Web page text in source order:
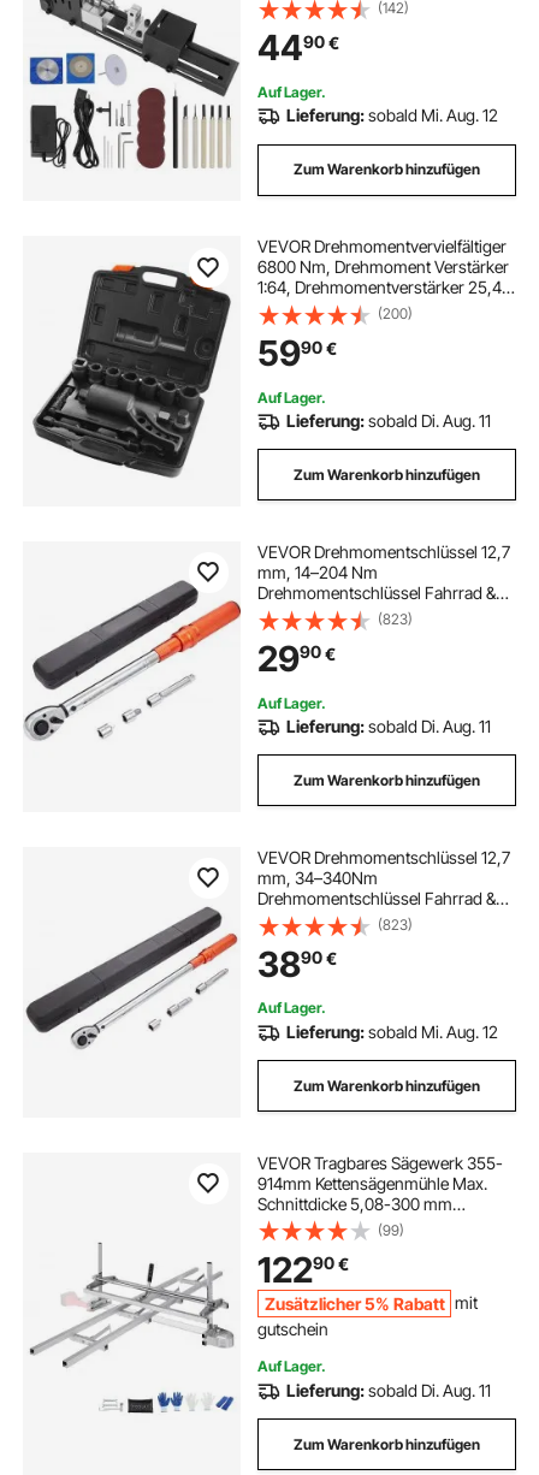
4250–8500U/min
Kopierdrechselbank mit 7-Gang-
Einstellung Drehbank mit
komplettem Zubehör
(142)
4490€
Auf Lager.
Lieferung:sobald Mi. Aug. 12
Zum Warenkorb hinzufügen
VEVOR Drehmomentvervielfältiger
6800 Nm, Drehmoment Verstärker
1:64, Drehmomentverstärker 25,4 x
25,4 mm, Drehmomentverstärker
Radschlüssel Set 21# Quadratisch
24/27/30/32/33/38 mm
Kraftschrauber
(200)
5990€
Auf Lager.
Lieferung:sobald Di. Aug. 11
Zum Warenkorb hinzufügen
VEVOR Drehmomentschlüssel 12,7
mm, 14–204 Nm
Drehmomentschlüssel Fahrrad &
Motorrad Set, ± 3 %
Fehlergenauigkeit mit
Verlängerungsstange 127mm, 12,7-
9,525 mm & 12,7-6,35 mm
Adapter, 72 Zähne Ratschenkopf
(823)
2990€
Auf Lager.
Lieferung:sobald Di. Aug. 11
Zum Warenkorb hinzufügen
VEVOR Drehmomentschlüssel 12,7
mm, 34–340Nm
Drehmomentschlüssel Fahrrad &
Motorrad Set, ± 3%
Fehlergenauigkeit 2
Verlängerungsstangen 127 &
76.2mm, 12,7-6,35 mm Adapter, 72
Zähne Ratschenkopf Einstellbar
(823)
3890€
Auf Lager.
Lieferung:sobald Mi. Aug. 12
Zum Warenkorb hinzufügen
VEVOR Tragbares Sägewerk 355-
914mm Kettensägenmühle Max.
Schnittdicke 5,08-300 mm
Kettensägewerk mit
2745x241x108,4mm
Führungsschiene Geeignet für eine
Vielzahl von
Holzschneideanforderungen
(99)
12290€
Zusätzlicher 5% Rabatt mit
gutschein
Auf Lager.
Lieferung:sobald Di. Aug. 11
Zum Warenkorb hinzufügen